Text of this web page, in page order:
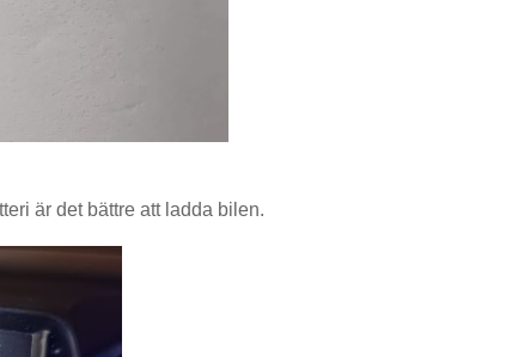
är det bättre att ladda bilen.